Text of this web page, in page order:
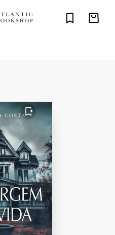
FAVORITO